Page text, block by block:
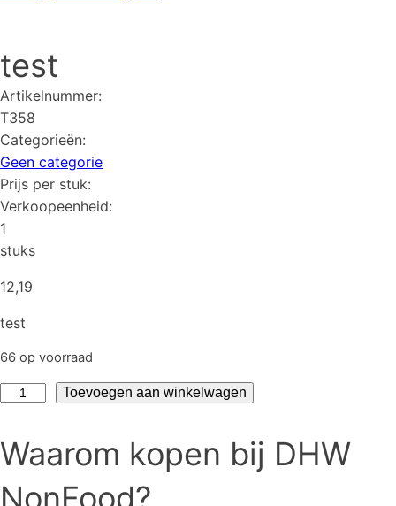
test
Artikelnummer:
T358
Categorieën:
Geen categorie
Prijs per stuk:
Verkoopeenheid:
1
stuks
12,19
test
66 op voorraad
test
Toevoegen aan winkelwagen
Waarom kopen bij DHW
NonFood?